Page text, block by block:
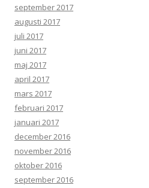
september 2017
augusti 2017
juli 2017
juni 2017
maj 2017
april 2017
mars 2017
februari 2017
januari 2017
december 2016
november 2016
oktober 2016
september 2016